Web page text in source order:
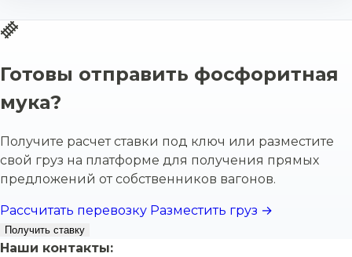
Готовы отправить фосфоритная
мука?
Получите расчет ставки под ключ или разместите
свой груз на платформе для получения прямых
предложений от собственников вагонов.
Рассчитать перевозку Разместить груз →
Получить ставку
Наши контакты: